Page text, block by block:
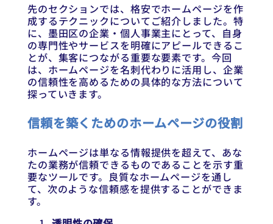
先のセクションでは、格安でホームページを作
成するテクニックについてご紹介しました。特
に、墨田区の企業・個人事業主にとって、自身
の専門性やサービスを明確にアピールできるこ
とが、集客につながる重要な要素です。今回
は、ホームページを名刺代わりに活用し、企業
の信頼性を高めるための具体的な方法について
探っていきます。
信頼を築くためのホームページの役割
ホームページは単なる情報提供を超えて、あな
たの業務が信頼できるものであることを示す重
要なツールです。良質なホームページを通し
て、次のような信頼感を提供することができま
す。